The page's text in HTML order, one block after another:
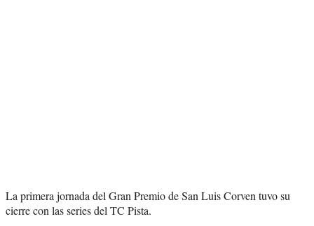
La primera jornada del Gran Premio de San Luis Corven tuvo su
cierre con las series del TC Pista.